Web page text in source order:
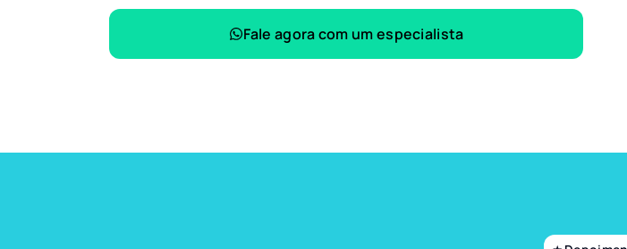
Fale agora com um especialista